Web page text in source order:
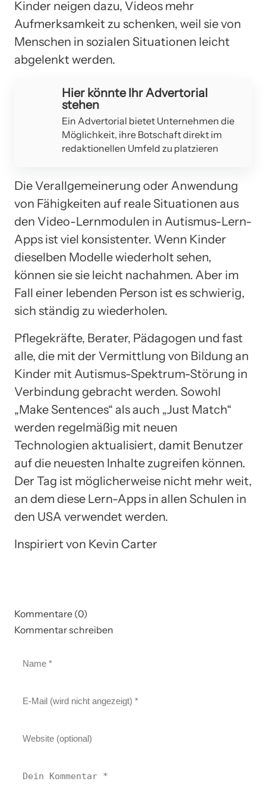
Kinder neigen dazu, Videos mehr
Aufmerksamkeit zu schenken, weil sie von
Menschen in sozialen Situationen leicht
abgelenkt werden.
Hier könnte Ihr Advertorial
stehen
Ein Advertorial bietet Unternehmen die
Möglichkeit, ihre Botschaft direkt im
redaktionellen Umfeld zu platzieren
Die Verallgemeinerung oder Anwendung
von Fähigkeiten auf reale Situationen aus
den Video-Lernmodulen in Autismus-Lern-
Apps ist viel konsistenter. Wenn Kinder
dieselben Modelle wiederholt sehen,
können sie sie leicht nachahmen. Aber im
Fall einer lebenden Person ist es schwierig,
sich ständig zu wiederholen.
Pflegekräfte, Berater, Pädagogen und fast
alle, die mit der Vermittlung von Bildung an
Kinder mit Autismus-Spektrum-Störung in
Verbindung gebracht werden. Sowohl
„Make Sentences“ als auch „Just Match“
werden regelmäßig mit neuen
Technologien aktualisiert, damit Benutzer
auf die neuesten Inhalte zugreifen können.
Der Tag ist möglicherweise nicht mehr weit,
an dem diese Lern-Apps in allen Schulen in
den USA verwendet werden.
Inspiriert von Kevin Carter
Kommentare (0)
Kommentar schreiben